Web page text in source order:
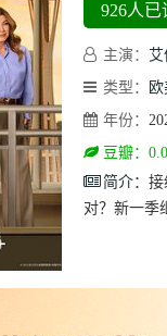
926人已
主演： 艾
类型：
年份：
豆瓣：
简介： 接
对？新一季